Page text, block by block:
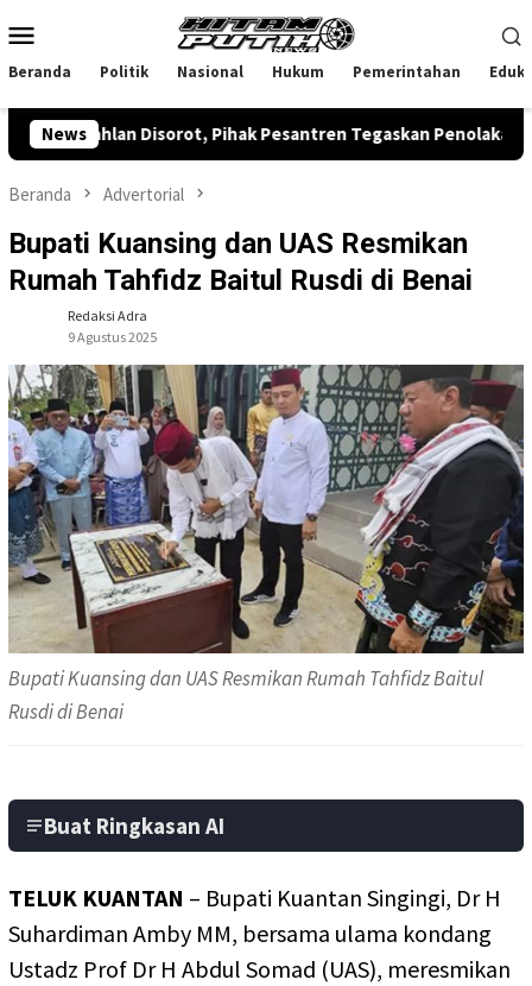
ke
Mobile
Beranda Politik Nasional Hukum Pemerintahan
News
Disorot, Pihak Pesantren Tegaskan Penolakan
Beranda Advertorial
Bupati Kuansing dan UAS Resmikan
Rumah Tahfidz Baitul Rusdi di Benai
Redaksi Adra
9 Agustus 2025
Bupati Kuansing dan UAS Resmikan Rumah Tahfidz Baitul
Rusdi di Benai
Buat Ringkasan AI
TELUK KUANTAN – Bupati Kuantan Singingi, Dr H
Suhardiman Amby MM, bersama ulama kondang
Ustadz Prof Dr H Abdul Somad (UAS), meresmikan